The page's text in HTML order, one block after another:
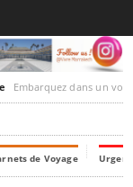
Embarquez dans un voyage culturel dans le
de Voyage